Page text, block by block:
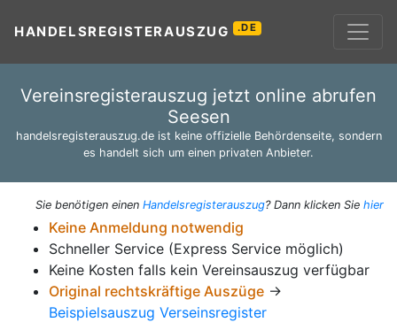
HANDELSREGISTERAUSZUG .DE
Vereinsregisterauszug jetzt online abrufen
Seesen
handelsregisterauszug.de ist keine offizielle Behördenseite, sondern
es handelt sich um einen privaten Anbieter.
Sie benötigen einen Handelsregisterauszug? Dann klicken Sie hier
Keine Anmeldung notwendig
Schneller Service (Express Service möglich)
Keine Kosten falls kein Vereinsauszug verfügbar
Original rechtskräftige Auszüge →
Beispielsauszug Verseinsregister